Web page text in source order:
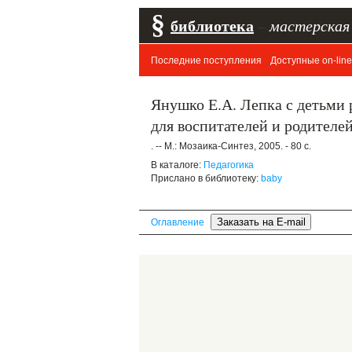
§ библиотека мастерская
Последние поступления Доступные on-line
Янушко Е.А. Лепка с детьми
для воспитателей и
. -- М.: Мозаика-Синтез, 2005. - 80 с.
В каталоге: Педагогика
Прислано в библиотеку: baby
Оглавление